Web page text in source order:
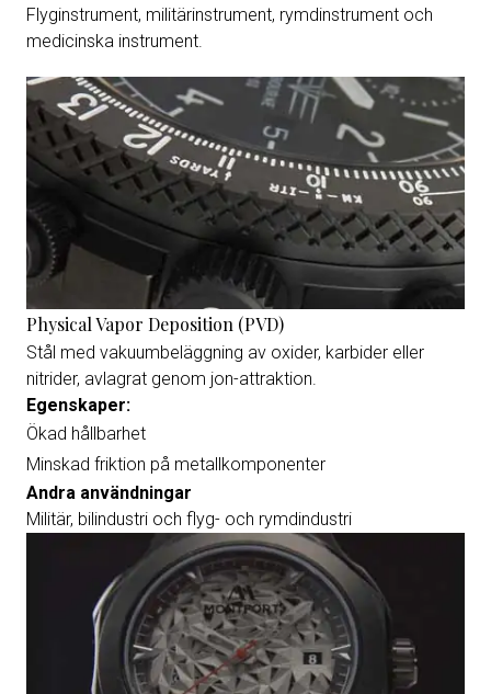
Flyginstrument, militärinstrument, rymdinstrument och
medicinska instrument.
Physical Vapor Deposition (PVD)
Stål med vakuumbeläggning av oxider, karbider eller
nitrider, avlagrat genom jon-attraktion.
Egenskaper:
Ökad hållbarhet
Minskad friktion på metallkomponenter
Andra användningar
Militär, bilindustri och flyg- och rymdindustri